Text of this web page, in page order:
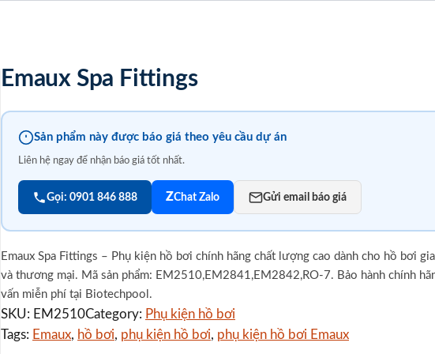
Emaux Spa Fittings
Sản phẩm này được báo giá theo yêu cầu dự án
Liên hệ ngay để nhận báo giá tốt nhất.
Gọi: 0901 846 888 ZChat Zalo Gửi email báo giá
Emaux Spa Fittings – Phụ kiện hồ bơi chính hãng chất lượng cao dành cho hồ bơi
và thương mại. Mã sản phẩm: EM2510,EM2841,EM2842,RO-7. Bảo hành chính
vấn miễn phí tại Biotechpool.
SKU: EM2510Category: Phụ kiện hồ bơi
Tags: Emaux, hồ bơi, phụ kiện hồ bơi, phụ kiện hồ bơi Emaux